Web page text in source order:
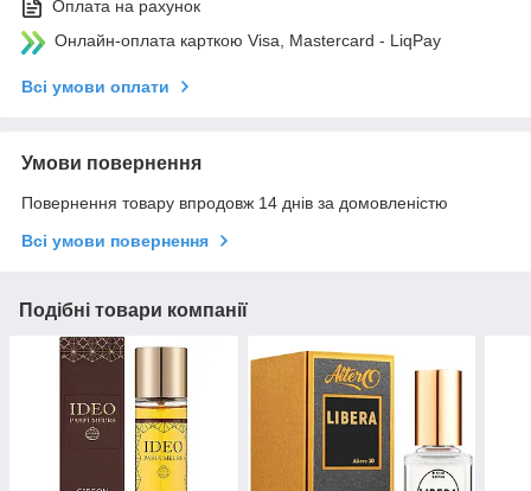
Оплата на рахунок
Онлайн-оплата карткою Visa, Mastercard - LiqPay
Всі умови оплати
Умови повернення
Повернення товару впродовж 14 днів за домовленістю
Всі умови повернення
Подібні товари компанії